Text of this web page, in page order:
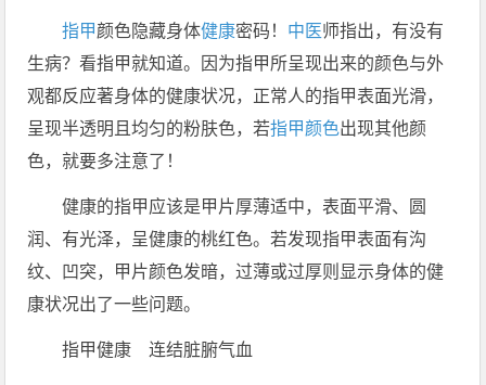
指甲颜色隐藏身体健康密码！ 中医师指出，有没有
生病？看指甲就知道。因为指甲所呈现出来的颜色与外
观都反应著身体的健康状况，正常人的指甲表面光滑，
呈现半透明且均匀的粉肤色，若指甲颜色出现其他颜
色，就要多注意了！
健康的指甲应该是甲片厚薄适中，表面平滑、圆
润、有光泽，呈健康的桃红色。若发现指甲表面有沟
纹、凹突，甲片颜色发暗，过薄或过厚则显示身体的健
康状况出了一些问题。
指甲健康 连结脏腑气血